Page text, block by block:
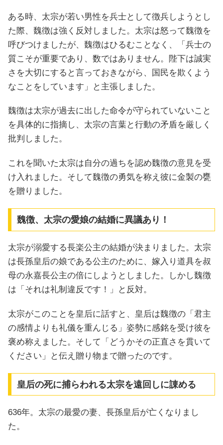
ある時、太宗が若い男性を兵士として徴兵しようとし
た際、魏徴は強く反対しました。太宗は怒って魏徴を
呼びつけましたが、魏徴はひるむことなく、「兵士の
質こそが重要であり、数ではありません。陛下は誠実
さを大切にすると言っておきながら、国民を欺くよう
なことをしています」と主張しました。
魏徴は太宗が過去に出した命令が守られていないこと
を具体的に指摘し、太宗の言葉と行動の矛盾を厳しく
批判しました。
これを聞いた太宗は自分の過ちを認め魏徴の意見を受
け入れました。そして魏徴の勇気を称え彼に金製の甕
を贈りました。
魏徴、太宗の愛娘の結婚に異議あり！
太宗が溺愛する長楽公主の結婚が決まりました。太宗
は長孫皇后の娘である公主のために、嫁入り道具を叔
母の永嘉長公主の倍にしようとしました。しかし魏徴
は「それは礼制違反です！」と反対。
太宗がこのことを皇后に話すと、皇后は魏徴の「君主
の感情よりも礼儀を重んじる」姿勢に感銘を受け彼を
褒め称えました。そして「どうかその正直さを貫いて
ください」と伝え贈り物まで贈ったのです。
皇后の死に捕らわれる太宗を遠回しに諌める
636年。太宗の最愛の妻、長孫皇后が亡くなりまし
た。